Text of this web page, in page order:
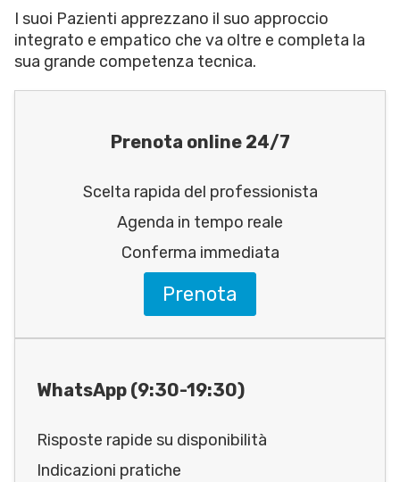
I suoi Pazienti apprezzano il suo approccio
integrato e empatico che va oltre e completa la
sua grande competenza tecnica.
Prenota online 24/7
Scelta rapida del professionista
Agenda in tempo reale
Conferma immediata
Prenota
WhatsApp (9:30-19:30)
Risposte rapide su disponibilità
Indicazioni pratiche